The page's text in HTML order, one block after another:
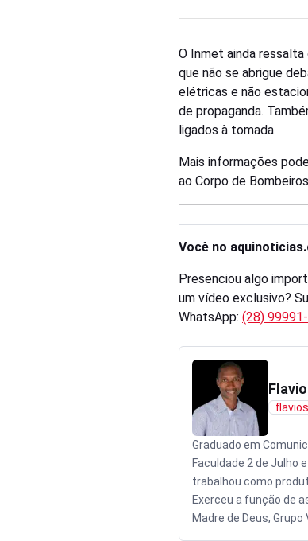
O Inmet ainda
que não se abrigue
elétricas e não
de propaganda.
ligados à tomada.
Mais informações
ao Corpo de
Você no
Presenciou algo
um vídeo exclusivo?
WhatsApp: (28)
Graduado em
Faculdade 2 de Julho
trabalhou como
Exerceu a função de
Madre de Deus,